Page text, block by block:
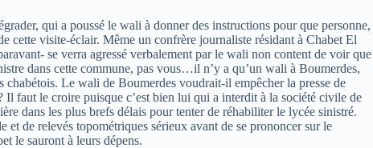
qui a poussé le wali à donner des instructions pour que personne,
cette visite-éclair. Même un confrère journaliste résidant à Chabet El
se verra agressé verbalement par le wali non content de voir que
dans cette commune, pas vous…il n’y a qu’un wali à Boumerdes,
Le wali de Boumerdes voudrait-il empêcher la presse de
faut le croire puisque c’est bien lui qui a interdit à la société civile de
dans les plus brefs délais pour tenter de réhabiliter le lycée sinistré.
de relevés topométriques sérieux avant de se prononcer sur le
le sauront à leurs dépens.